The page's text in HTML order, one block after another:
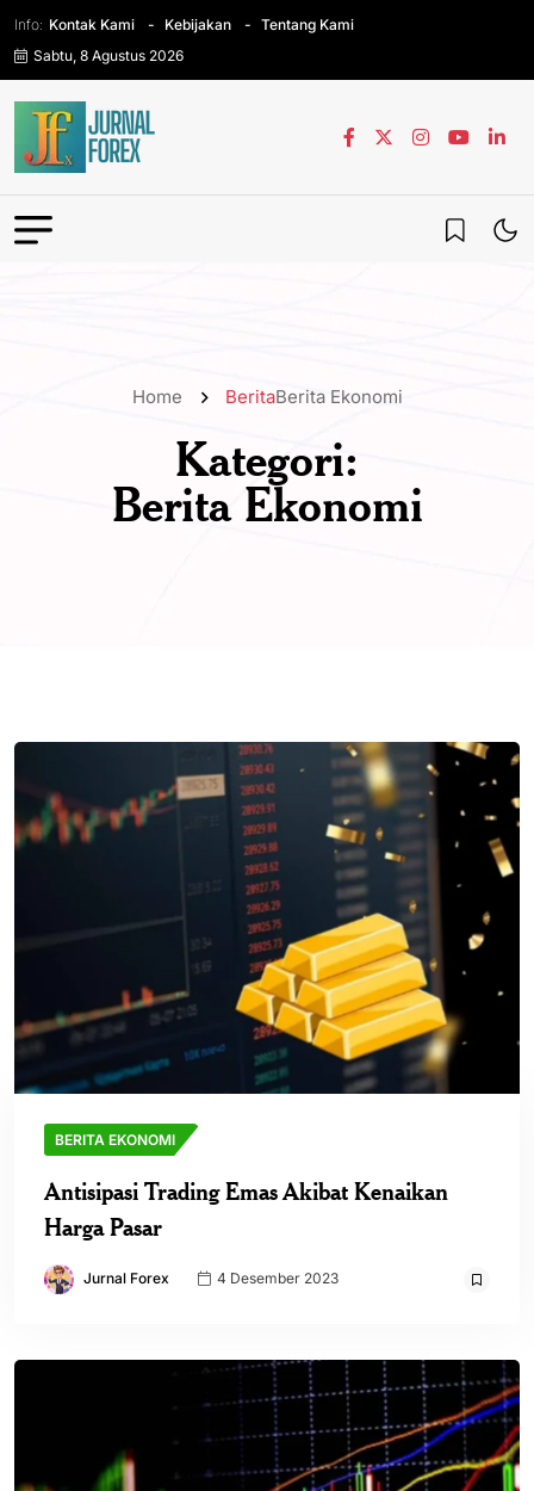
Info: Kontak Kami Kebijakan
Tentang Kami
Sabtu, 8 Agustus 2026
Home BeritaBerita Ekonomi
Kategori:
Berita Ekonomi
BERITA EKONOMI
Antisipasi Trading Emas Akibat Kenaikan
Harga Pasar
Jurnal Forex 4 Desember 2023